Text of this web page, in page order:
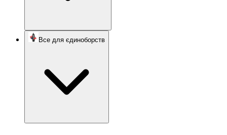
Все для єдиноборств